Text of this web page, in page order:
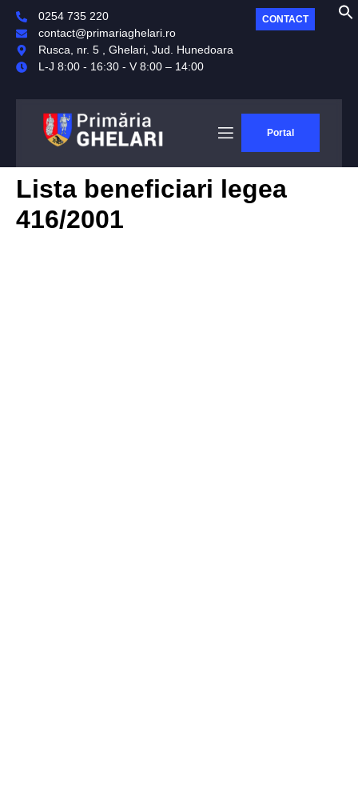
0254 735 220
contact@primariaghelari.ro
Rusca, nr. 5 , Ghelari, Jud. Hunedoara
L-J 8:00 - 16:30 - V 8:00 – 14:00
CONTACT
Portal
Lista beneficiari legea
416/2001